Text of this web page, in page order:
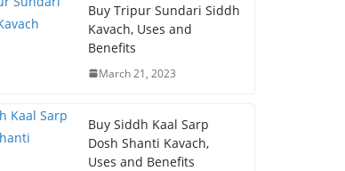
Buy Tripur Sundari Siddh
Kavach, Uses and
Benefits
March 21, 2023
Buy Siddh Kaal Sarp
Dosh Shanti Kavach,
Uses and Benefits